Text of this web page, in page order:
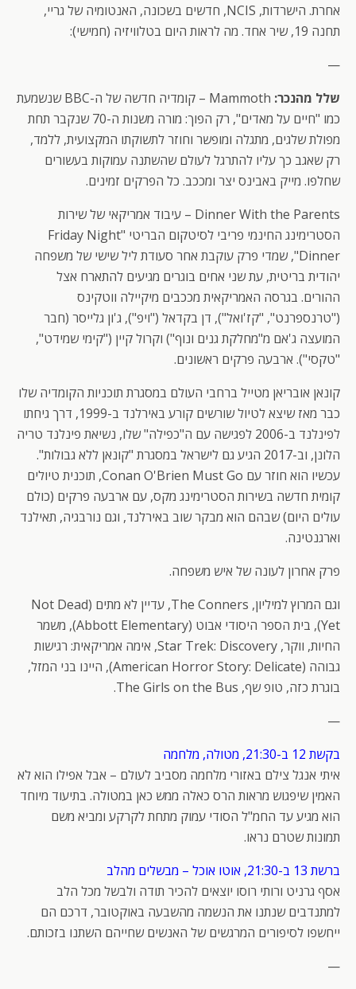
אחרת. הישרדות, NCIS, חדשים בשכונה, האנטומיה של גריי,
תחנה 19, שיר אחד. מה לראות היום בטלוויזיה (חמישי):
—
שלל מהנכר:
Mammoth – קומדיה חדשה של ה-BBC שנשמעת
כמו "חיים על מאדים", רק הפוך: מורה משנות ה-70 שנקבר תחת
מפולת שלגים, מתגלה ומופשר וחוזר לתשוקתו המקצועית, ללמד,
רק שאגב כך עליו להתרגל לעולם שהשתנה עמוקות בעשורים
שחלפו. מייק באבינס יצר ומככב. כל הפרקים זמינים.
Dinner With the Parents – עיבוד אמריקאי של שירות
הסטרימינג החינמי פריבי לסיטקום הבריטי "Friday Night
Dinner", שמדי פרק עוקבת אחר סעודת ליל שישי של משפחה
יהודית בריטית, עת שני אחים בוגרים מגיעים להתארח אצל
ההורים. בגרסה האמריקאית מככבים מיקיילה ווטקינס
("טרנספרנט", "קז'ואל"), דן בקדאל ("ויפ"), ג'ון גלייסר (חבר
המועצה ג'אם מ"מחלקת גנים ונוף") וקרול קיין ("קימי שמידט",
"טקסי"). ארבעה פרקים ראשונים.
קונאן אובריאן מטייל ברחבי העולם במסגרת תוכניות הקומדיה שלו
כבר מאז שיצא לטיול שורשים קורע באירלנד ב-1999, דרך גיחתו
לפינלנד ב-2006 לפגישה עם ה"כפילה" שלו, נשיאת פינלנד טריה
הלונן, וב-2017 הגיע גם לישראל במסגרת "קונאן ללא גבולות".
עכשיו הוא חוזר עם Conan O'Brien Must Go, תוכנית טיולים
קומית חדשה בשירות הסטרימינג מקס, עם ארבעה פרקים (כולם
עולים היום) שבהם הוא מבקר שוב באירלנד, וגם נורבגיה, תאילנד
וארגנטינה.
פרק אחרון לעונה של איש משפחה.
וגם המרוץ למיליון, The Conners, עדיין לא מתים (Not Dead
Yet), בית הספר היסודי אבוט (Abbott Elementary), משמר
החיות, ווקר, Star Trek: Discovery, אימה אמריקאית: רגישות
גבוהה (American Horror Story: Delicate), היינו בני המזל,
בוגרת כזה, טופ שף, The Girls on the Bus.
—
בקשת 12 ב-21:30, מטולה, מלחמה
איתי אנגל צילם באזורי מלחמה מסביב לעולם – אבל אפילו הוא לא
האמין שיפגוש מראות הרס כאלה ממש כאן במטולה. בתיעוד מיוחד
הוא מגיע עד החמ"ל הסודי עמוק מתחת לקרקע ומביא משם
תמונות שטרם נראו.
ברשת 13 ב-21:30, אוטו אוכל – מבשלים מהלב
אסף גרניט ורותי רוסו יוצאים להכיר תודה ולבשל מכל הלב
למתנדבים שנתנו את הנשמה מהשבעה באוקטובר, דרכם הם
ייחשפו לסיפורים המרגשים של האנשים שחייהם השתנו בזכותם.
—